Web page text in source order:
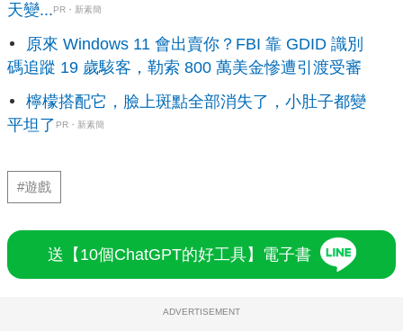
天變...PR・新素簡
原來 Windows 11 會出賣你？FBI 靠 GDID 識別
碼追蹤 19 歲駭客，勒索 800 萬美金慘遭引渡受審
檸檬搭配它，臉上斑點全部消失了，小肚子都變
平坦了 PR・新素簡
#遊戲
送【10個ChatGPT的好工具】電子書
ADVERTISEMENT